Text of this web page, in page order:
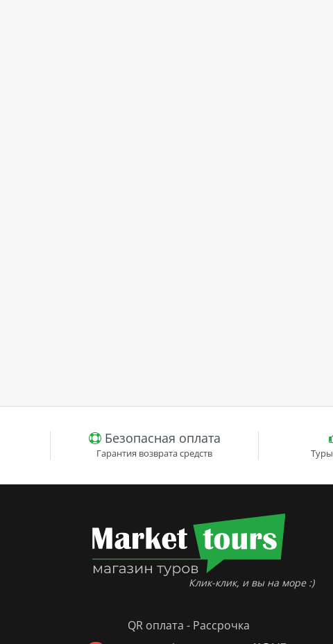
Безопасная оплата
Гарантия возврата средств
Клик-клик, и вы на море :)
QR оплата - Рассрочка